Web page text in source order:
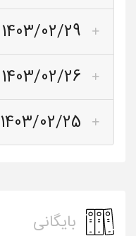
1403/02/29
1403/02/26
1403/02/25
بایگانی